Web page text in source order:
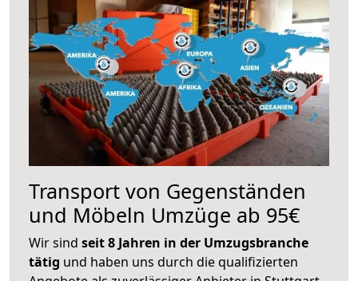
Transport von Gegenständen
und Möbeln Umzüge ab 95€
Wir sind seit 8 Jahren in der Umzugsbranche
tätig und haben uns durch die qualifizierten